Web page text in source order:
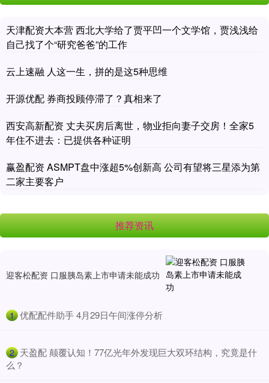
天津配资大本营 西北大学给了贾平凹一个文学馆，贾浅浅给
自己找了个“研究爸爸”的工作
云上速融 人这一生，拼的是这5种思维
开源优配 券商投顾停滞了？真相来了
西安高新配资 丈夫买房后离世，物业拒向妻子交房！全家5
年住不进去：已提供各种证明
赢盈配资 ASMPT盘中涨超5%创新高 公司有望将三星添为第
二家主要客户
推荐资讯
迎客松配资 口服胰岛素上市申请未能成功
1 ​优配配件助手 4月29日午间涨停分析
2 ​天盈配 颠覆认知！77亿光年外发现巨大双环结构，究竟是什
么？